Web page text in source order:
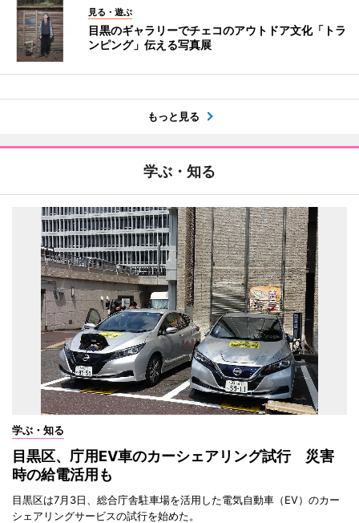
見る・遊ぶ
目黒のギャラリーでチェコのアウトドア文化「トラ
ンピング」伝える写真展
もっと見る
学ぶ・知る
学ぶ・知る
目黒区、庁用EV車のカーシェアリング試行 災害
時の給電活用も
目黒区は7月3日、総合庁舎駐車場を活用した電気自動車（EV）のカー
シェアリングサービスの試行を始めた。